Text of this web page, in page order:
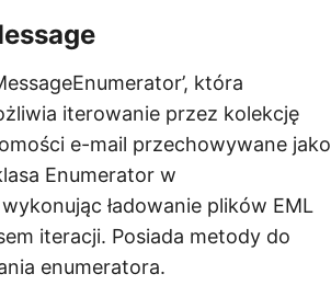
która
iterowanie przez kolekcję
e-mail przechowywane jako
Enumerator w
ładowanie plików EML
iteracji. Posiada metody do
enumeratora.